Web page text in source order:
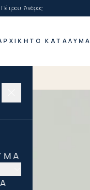
Άνδρος
ΤΟ ΚΑΤΆΛΥΜΑ
ΑΜΕΑ